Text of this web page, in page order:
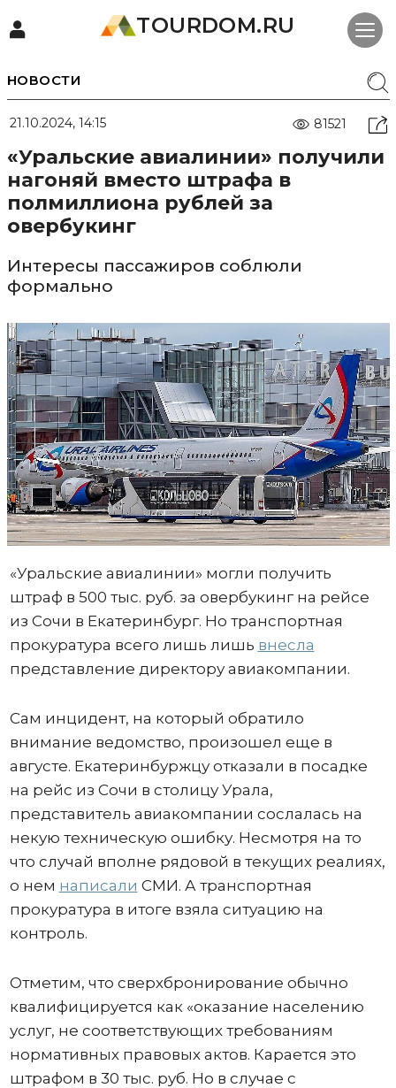
TOURDOM.RU
НОВОСТИ
21.10.2024, 14:15 81521
«Уральские авиалинии» получили
нагоняй вместо штрафа в
полмиллиона рублей за
овербукинг
Интересы пассажиров соблюли
формально
«Уральские авиалинии» могли получить
штраф в 500 тыс. руб. за овербукинг на рейсе
из Сочи в Екатеринбург. Но транспортная
прокуратура всего лишь лишь внесла
представление директору авиакомпании.
Сам инцидент, на который обратило
внимание ведомство, произошел еще в
августе. Екатеринбуржцу отказали в посадке
на рейс из Сочи в столицу Урала,
представитель авиакомпании сослалась на
некую техническую ошибку. Несмотря на то
что случай вполне рядовой в текущих реалиях,
о нем написали СМИ. А транспортная
прокуратура в итоге взяла ситуацию на
контроль.
Отметим, что сверхбронирование обычно
квалифицируется как «оказание населению
услуг, не соответствующих требованиям
нормативных правовых актов. Карается это
штрафом в 30 тыс. руб. Но в случае с